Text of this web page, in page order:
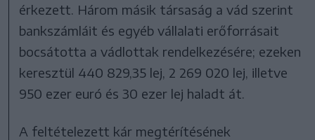
érkezett. Három másik társaság a vád szerint
bankszámláit és egyéb vállalati erőforrásait
bocsátotta a vádlottak rendelkezésére; ezeken
keresztül 440 829,35 lej, 2 269 020 lej, illetve
950 ezer euró és 30 ezer lej haladt át.
A feltételezett kár megtérítésének